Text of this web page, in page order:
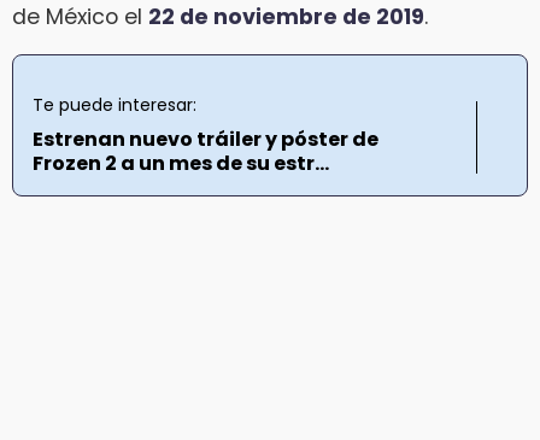
de México el 22 de noviembre de 2019.
Te puede interesar:
Estrenan nuevo tráiler y póster de
Frozen 2 a un mes de su estr...